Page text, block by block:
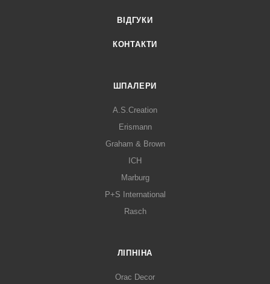
ВІДГУКИ
КОНТАКТИ
ШПАЛЕРИ
A.S.Creation
Erismann
Graham & Brown
ICH
Marburg
P+S International
Rasch
ЛІПНІНА
Orac Decor